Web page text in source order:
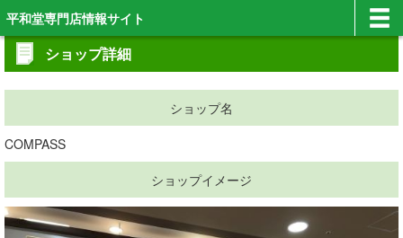
平和堂専門店情報サイト
ショップ詳細
ショップ名
COMPASS
ショップイメージ